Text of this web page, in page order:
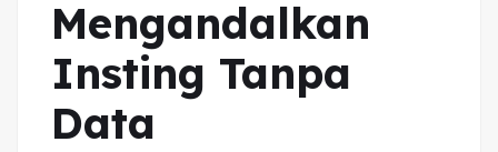
Mengandalkan
Insting Tanpa
Data